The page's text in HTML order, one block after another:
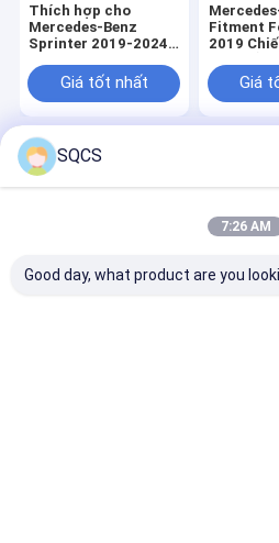
Thích hợp cho
Mercedes-Benz
Sprinter 2019-2024
bán hàng trực tiếp
tại nhà máy, giá ưu
Giá tốt nhất
Fitment
2019
xe, ổ khóa
Giá
Sơ đồ trang web
Phụ tùng phụ tùng Tesla
© 2026 Guangzhou Junxin Auto Parts
SQCS
7:26 AM
Good day, what product are you